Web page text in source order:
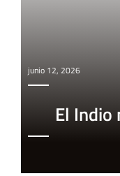
junio 12, 2026
El Indio